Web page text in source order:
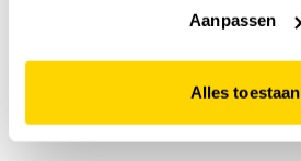
website niet optimaal functioneert.
Aanpassen
Alles toestaan